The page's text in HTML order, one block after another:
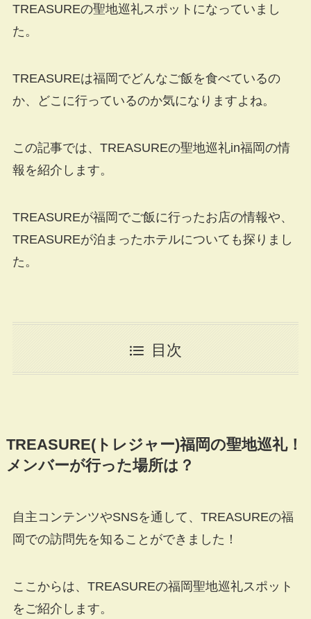
TREASUREの聖地巡礼スポットになっていまし
た。
TREASUREは福岡でどんなご飯を食べているの
か、どこに行っているのか気になりますよね。
この記事では、TREASUREの聖地巡礼in福岡の情
報を紹介します。
TREASUREが福岡でご飯に行ったお店の情報や、
TREASUREが泊まったホテルについても探りまし
た。
目次
TREASURE(トレジャー)福岡の聖地巡礼！
メンバーが行った場所は？
自主コンテンツやSNSを通して、TREASUREの福
岡での訪問先を知ることができました！
ここからは、TREASUREの福岡聖地巡礼スポット
をご紹介します。